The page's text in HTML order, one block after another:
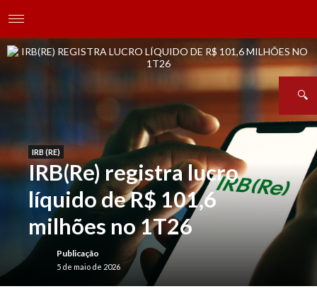
IRB (RE)
IRB(Re) registra lucro
líquido de R$ 101,6
milhões no 1T26
Publicação
5 de maio de 2026